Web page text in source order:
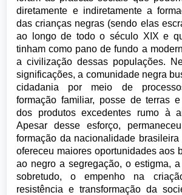
diretamente e indiretamente a
das crianças negras (sendo elas
ao longo de todo o século XIX e
tinham como pano de fundo a
a civilização dessas populações.
significações, a comunidade negra
cidadania por meio de
formação familiar, posse de terras
dos produtos excedentes rumo à
Apesar desse esforço,
formação da nacionalidade
ofereceu maiores oportunidades aos
ao negro a segregação, o estigma,
sobretudo, o empenho na
resistência e transformação da